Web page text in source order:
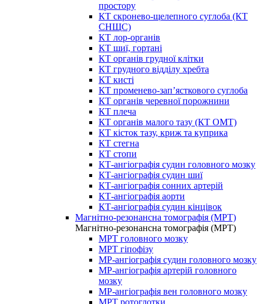
простору
КТ скронево-щелепного суглоба (КТ
СНЩС)
КТ лор-органів
КТ шиї, гортані
КТ органів грудної клітки
КТ грудного відділу хребта
КТ кисті
КТ променево-зап’ясткового суглоба
КТ органів черевної порожнини
КТ плеча
КТ органів малого тазу (КТ ОМТ)
КТ кісток тазу, криж та куприка
КТ стегна
КТ стопи
КТ-ангіографія судин головного мозку
КТ-ангіографія судин шиї
КТ-ангіографія сонних артерій
КТ-ангіографія аорти
КТ-ангіографія судин кінцівок
Магнітно-резонансна томографія (МРТ)
Магнітно-резонансна томографія (МРТ)
МРТ головного мозку
МРТ гіпофізу
МР-ангіографія судин головного мозку
МР-ангіографія артерій головного
мозку
МР-ангіографія вен головного мозку
МРТ ротоглотки